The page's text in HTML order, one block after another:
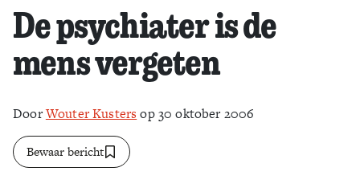
De psychiater is de
mens vergeten
DoorWouter Kusters op 30 oktober 2006
Bewaar bericht